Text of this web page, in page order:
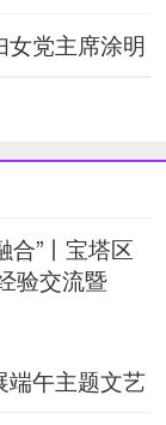
党主席涂明
合”丨宝塔区
验交流暨
端午主题文艺